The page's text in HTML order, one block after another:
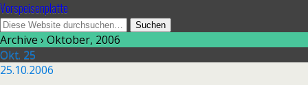
Vorspeisenplatte
Archive › Oktober, 2006
Okt. 25
25.10.2006